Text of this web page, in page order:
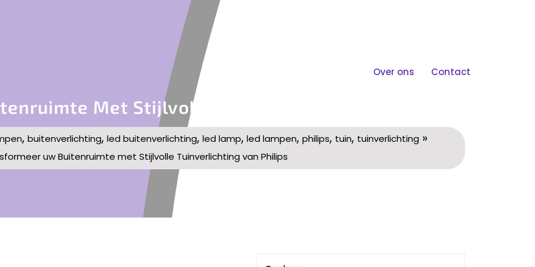
Over ons Contact
Met Stijlvolle Tuinverlichting Van Philips
, buitenverlichting, led buitenverlichting, led lamp, led lampen, philips, tuin, tuinverlichting »
uw Buitenruimte met Stijlvolle Tuinverlichting van Philips